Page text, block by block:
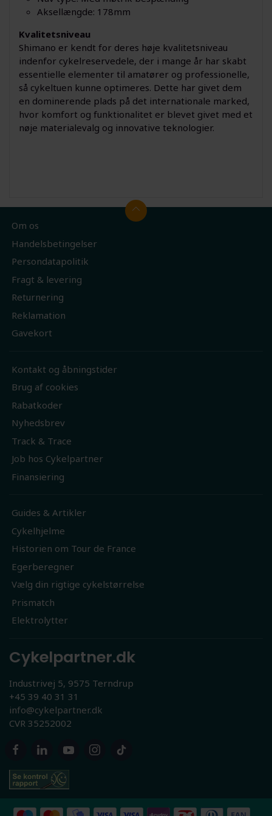
Aksellængde: 178mm
Kvalitetsniveau
Shimano er kendt for deres høje kvalitetsniveau
indenfor cykelreservedele, der i mange år har skabt
essentielle elementer til amatører og professionelle,
så cykeltuen kunne optimeres. Dette har givet dem
en dominerende plads på det internationale marked,
hvor komfort og funktionalitet er blevet givet med et
nøje materialevalg og innovative teknologier.
Om os
Handelsbetingelser
Persondatapolitik
Fragt & levering
Returnering
Reklamation
Gavekort
Kontakt og åbningstider
Brug af cookies
Rabatkoder
Nyhedsbrev
Track & Trace
Job hos Cykelpartner
Finansiering
Guides & Artikler
Cykelhjelme
Historien om Tour de France
Egerberegner
Vælg din rigtige cykelstørrelse
Prismatch
Elektrolytter
Cykelpartner.dk
Industrivej 5, 9575 Terndrup
+45 39 40 31 31
info@cykelpartner.dk
CVR 35252002